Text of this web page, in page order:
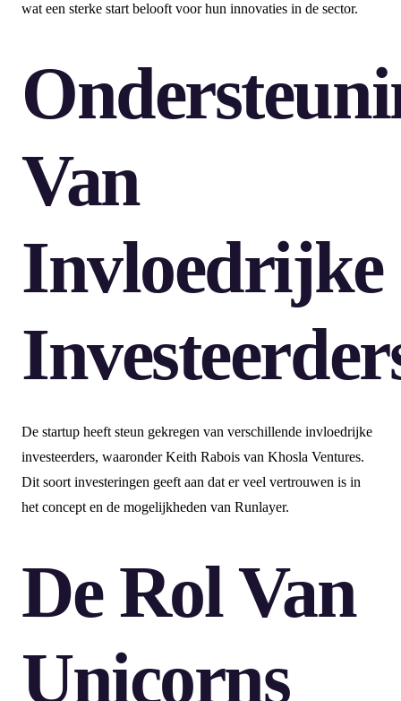
wat een sterke start belooft voor hun innovaties in de sector.
Van
Invloedrijke
De startup heeft steun gekregen van verschillende invloedrijke
investeerders, waaronder Keith Rabois van Khosla Ventures.
Dit soort investeringen geeft aan dat er veel vertrouwen is in
het concept en de mogelijkheden van Runlayer.
De Rol Van
Unicorns